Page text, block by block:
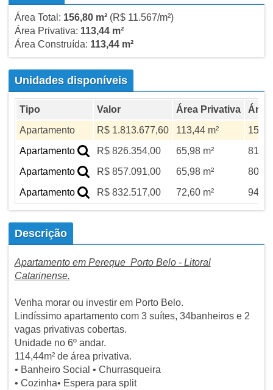
Área Total: 156,80 m²(R$ 11.567/m²)
Área Privativa: 113,44 m²
Área Construída: 113,44 m²
Unidades disponíveis
Tipo Valor Área Privativa
Área
Apartamento
R$ 1.813.677,60 113,44 m²
Apartamento
R$ 826.354,00 65,98 m²
81,79
Apartamento
R$ 857.091,00 65,98 m²
80,79
Apartamento
R$ 832.517,00 72,60 m² 94,30
Descrição
Apartamento em Pereque Porto Belo - Litoral
Catarinense.
Venha morar ou investir em Porto Belo.
Lindíssimo apartamento com 3 suítes, 34banheiros e 2
vagas privativas cobertas.
Unidade no 6º andar.
114,44m² de área privativa.
• Banheiro Social • Churrasqueira
• Cozinha• Espera para split